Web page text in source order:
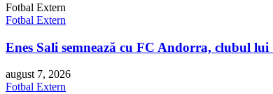
Fotbal Extern
Fotbal Extern
Enes Sali semnează cu FC Andorra, clubul
august 7, 2026
Fotbal Extern